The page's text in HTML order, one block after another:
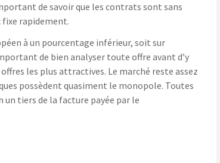
de savoir que les contrats sont sans
fixe rapidement.
à un pourcentage inférieur, soit sur
de bien analyser toute offre avant d’y
les plus attractives. Le marché reste assez
possèdent quasiment le monopole. Toutes
tiers de la facture payée par le